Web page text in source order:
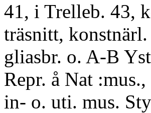
41, i Trelleb. 43,
träsnitt,
gliasbr. o. A-B
Repr. å Nat
in- o. uti. mus.